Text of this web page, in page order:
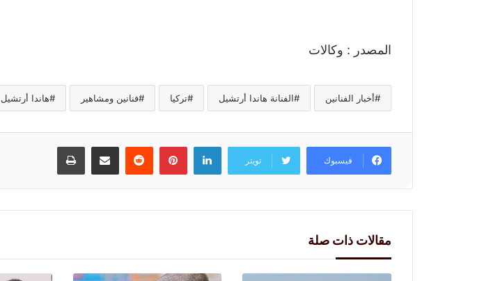
المصدر : وكالات
أخبار الفنانين الفنانة هاندا أرتشيل تركيا فنانين ومشاهير هاندا أرتشيل
فيسبوك تويتر
لينكدإنبينتيريست
‏Reddit مشاركة عبر البريد طباعة
مقالات ذات صلة